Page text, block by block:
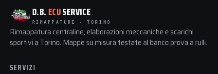
D.B. ECUSERVICE
RIMAPPATURE · TORINO
Rimappatura centraline, elaborazioni meccaniche e scarichi
sportivi a Torino. Mappe su misura testate al banco prova a rulli.
SERVIZI